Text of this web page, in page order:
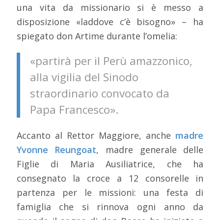
una vita da missionario si è messo a
disposizione «laddove c’è bisogno» – ha
spiegato don Artime durante l’omelia:
«partirà per il Perù amazzonico,
alla vigilia del Sinodo
straordinario convocato da
Papa Francesco».
Accanto al Rettor Maggiore, anche madre
Yvonne Reungoat, madre generale delle
Figlie di Maria Ausiliatrice, che ha
consegnato la croce a 12 consorelle in
partenza per le missioni: una festa di
famiglia che si rinnova ogni anno da